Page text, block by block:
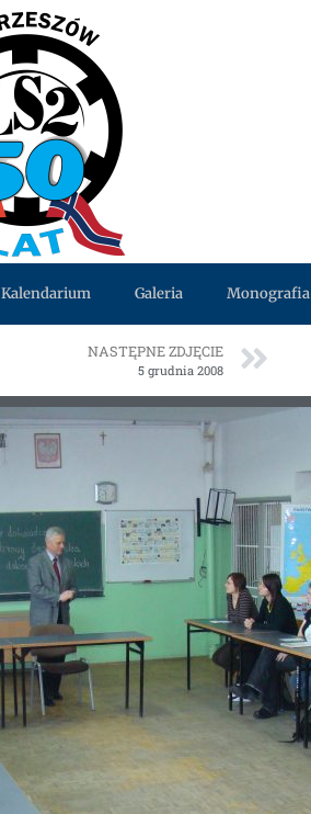
Kalendarium Galeria Monografia
NASTĘPNE ZDJĘCIE
5 grudnia 2008